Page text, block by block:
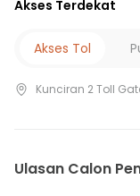
15 Menit ke
20 Menit ke
Akses Terdekat
Akses Tol
Kunciran 2 Toll
Ulasan Calon